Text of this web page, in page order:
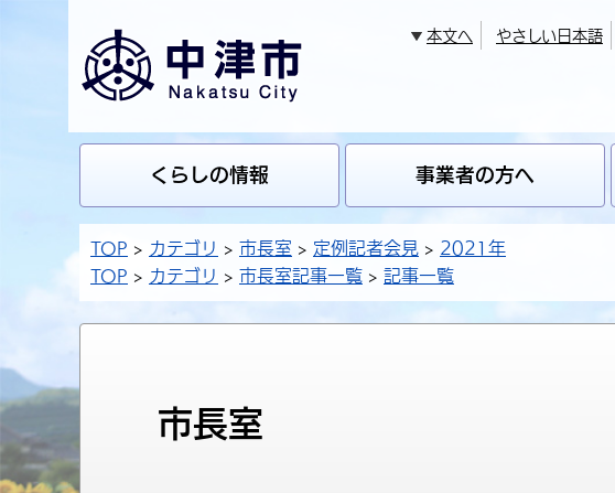
本文へ やさしい日本語
くらしの情報 事業者の方へ
TOP カテゴリ 市長室 定例記者会見
2021年
TOP
カテゴリ 市長室記事一覧 記事一覧
市長室